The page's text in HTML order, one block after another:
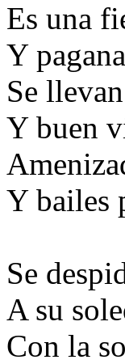
Es una
Y
Se
Y buen
Y bailes
Se
A su
Con la